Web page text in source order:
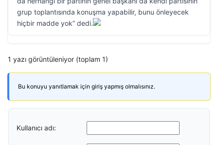
grup toplantısında konuşma yapabilir, bunu önleyecek
hiçbir madde yok” dedi.
1 yazı görüntüleniyor (toplam 1)
Bu konuyu yanıtlamak için giriş yapmış olmalısınız.
Kullanıcı adı: